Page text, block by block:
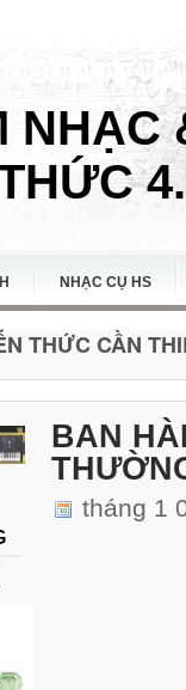
NHẠC
NHẠC CỤ HS
THỨC CẦN
BAN
tháng 1